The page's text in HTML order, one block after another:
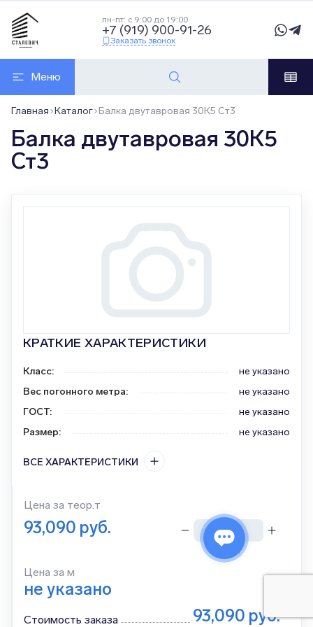
пн-пт: с 9:00 до 19:00
+7 (919) 900-91-26
Заказать звонок
Меню
Главная Каталог Балка двутавровая 30К5 Ст3
Балка двутавровая 30К5
Ст3
КРАТКИЕ ХАРАКТЕРИСТИКИ
Класс:
не указано
Вес погонного метра:
не указано
ГОСТ:
не указано
Размер: не указано
ВСЕ ХАРАКТЕРИСТИКИ
Цена за теор.т
93,090 руб.
тонн
Цена за м
не указано
Стоимость заказа 93,090 руб.